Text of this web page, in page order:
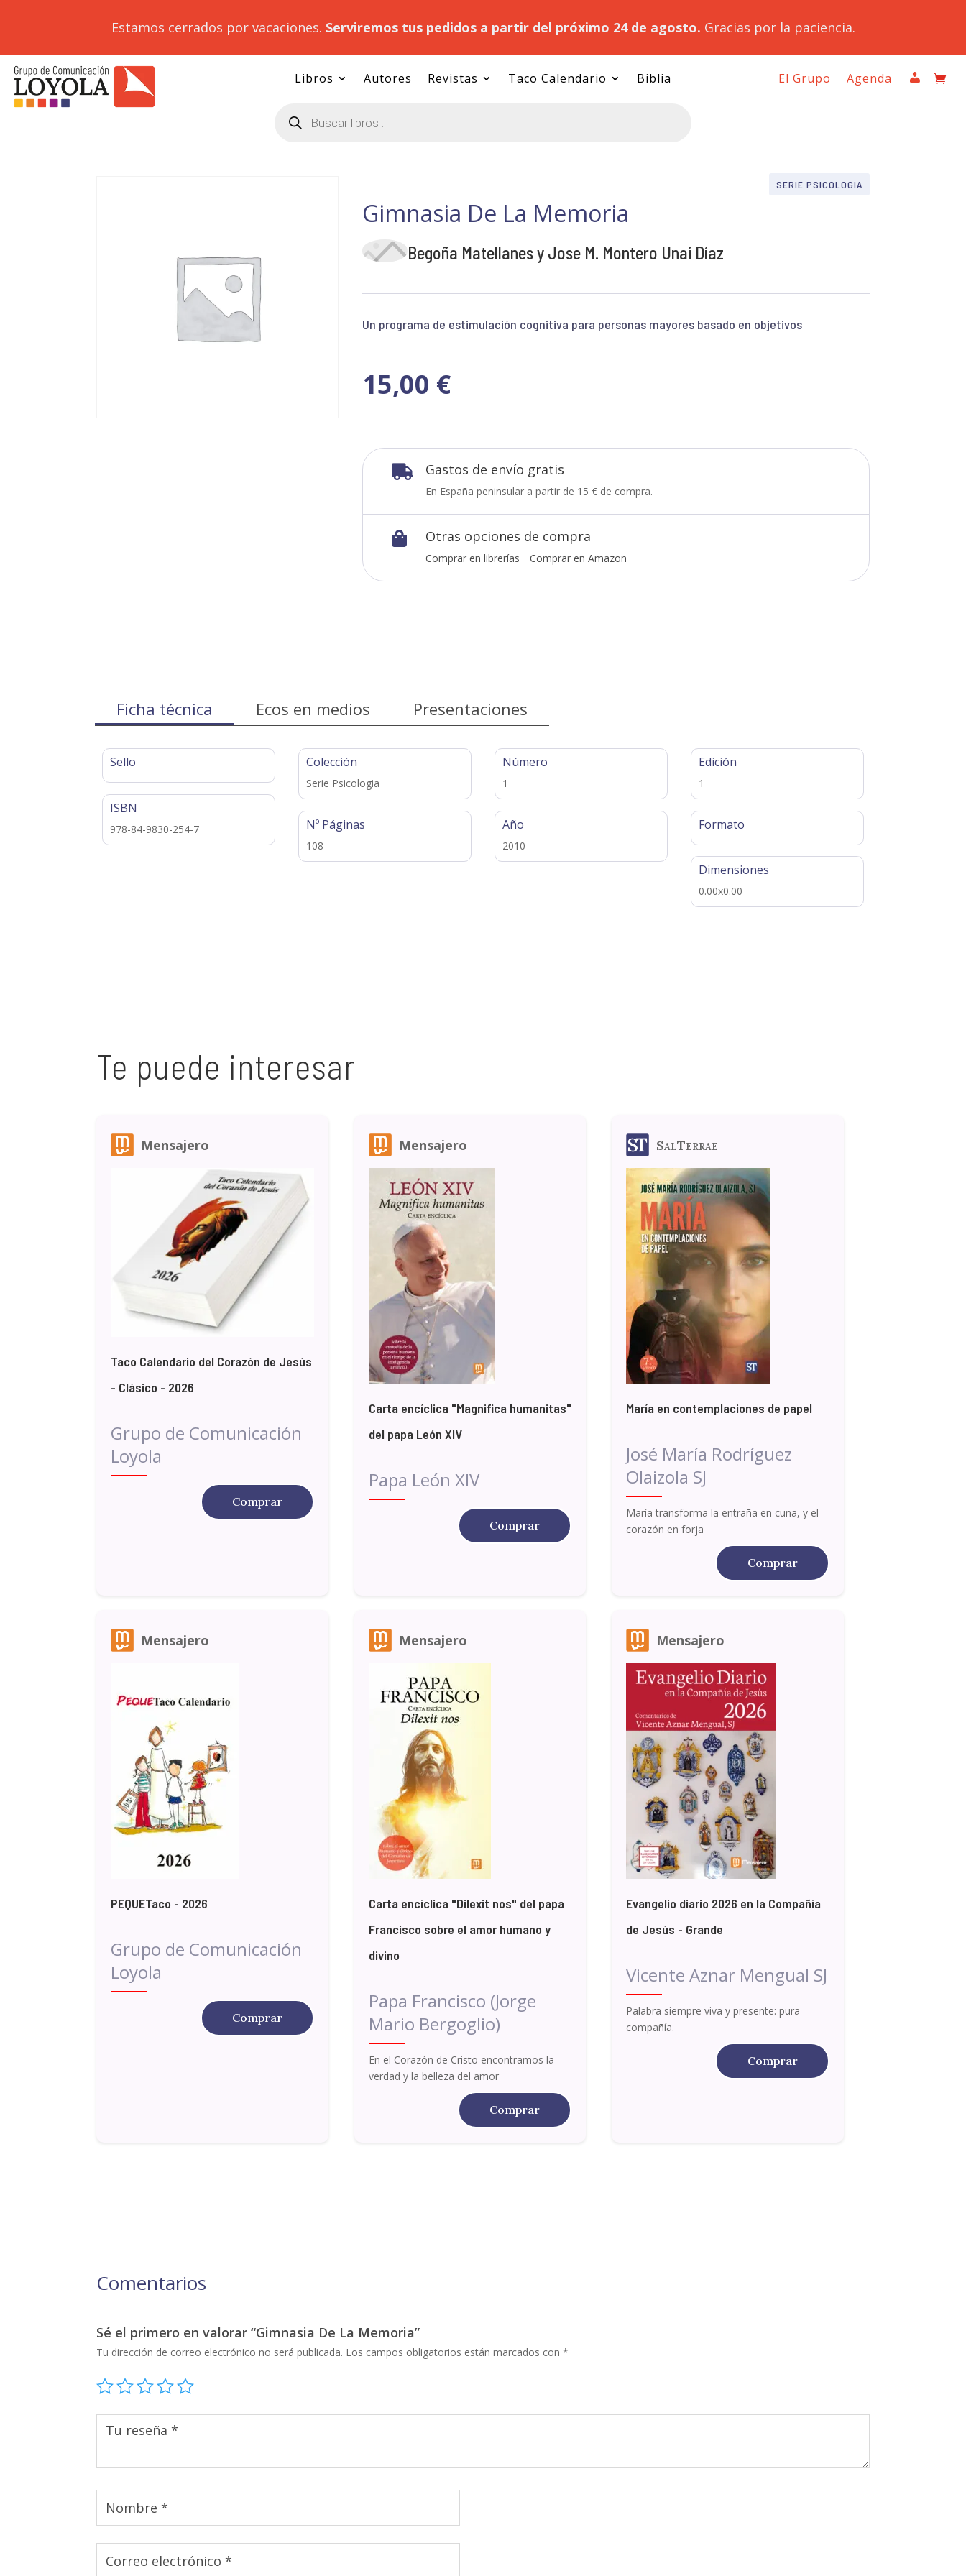
Estamos cerrados por vacaciones. Serviremos tus pedidos a partir del próximo 24 de agosto. Gracias por la paciencia.
Libros Autores Revistas Taco Calendario Biblia
productos
El Grupo Agenda
SERIE PSICOLOGIA
Gimnasia De La Memoria
Begoña Matellanes y Jose M. Montero Unai Díaz
Un programa de estimulación cognitiva para personas mayores basado en objetivos
15,00 €
 Gastos de envío gratis
En España peninsular a partir de 15 € de compra.
 Otras opciones de compra
Comprar en librerías Comprar en Amazon
Ficha técnica Ecos en medios Presentaciones
Sello
ISBN
978-84-9830-254-7
Colección
Serie Psicologia
Nº Páginas
108
Número
1
Año
2010
Edición
1
Formato
Dimensiones
0.00x0.00
Te puede interesar
Mensajero
Taco Calendario del Corazón de Jesús
- Clásico - 2026
Grupo de Comunicación
Loyola
Comprar
Mensajero
Carta encíclica "Magnifica humanitas"
del papa León XIV
Papa León XIV
Comprar
SalTerrae
María en contemplaciones de papel
José María Rodríguez
Olaizola SJ
María transforma la entraña en cuna, y el
corazón en forja
Comprar
Mensajero
PEQUETaco - 2026
Grupo de Comunicación
Loyola
Comprar
Mensajero
Carta encíclica "Dilexit nos" del papa
Francisco sobre el amor humano y
divino
Papa Francisco (Jorge
Mario Bergoglio)
En el Corazón de Cristo encontramos la
verdad y la belleza del amor
Comprar
Mensajero
Evangelio diario 2026 en la Compañía
de Jesús - Grande
Vicente Aznar Mengual SJ
Palabra siempre viva y presente: pura
compañía.
Comprar
Comentarios
Sé el primero en valorar “Gimnasia De La Memoria”
Tu dirección de correo electrónico no será publicada. Los campos obligatorios están marcados con*